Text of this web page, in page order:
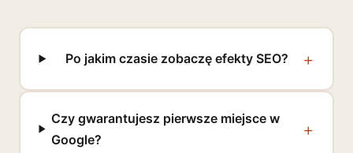
Po jakim czasie zobaczę efekty SEO?
Czy gwarantujesz pierwsze miejsce w
Google?